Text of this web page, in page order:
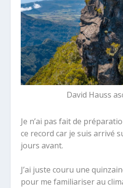
David Hauss
Je n’ai pas fait de
ce record car je suis arrivé
jours avant.
J’ai juste couru une
pour me familiariser au